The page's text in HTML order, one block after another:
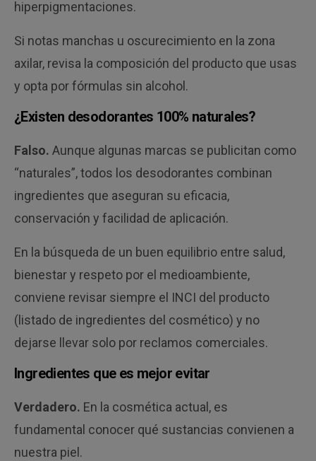
hiperpigmentaciones.
Si notas manchas u oscurecimiento en la zona
axilar, revisa la composición del producto que usas
y opta por fórmulas sin alcohol.
¿Existen desodorantes 100% naturales?
Falso. Aunque algunas marcas se publicitan como
“naturales”, todos los desodorantes combinan
ingredientes que aseguran su eficacia,
conservación y facilidad de aplicación.
En la búsqueda de un buen equilibrio entre salud,
bienestar y respeto por el medioambiente,
conviene revisar siempre el INCI del producto
(listado de ingredientes del cosmético) y no
dejarse llevar solo por reclamos comerciales.
Ingredientes que es mejor evitar
Verdadero. En la cosmética actual, es
fundamental conocer qué sustancias convienen a
nuestra piel.